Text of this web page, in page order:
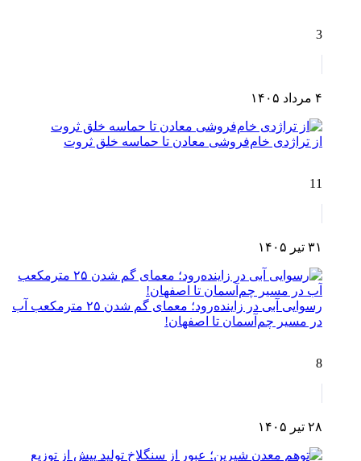
3
۴ مرداد ۱۴۰۵
از تراژدی خام‌فروشی معادن تا حماسه خلق ثروت
11
۳۱ تیر ۱۴۰۵
رسوایی آبی در زاینده‌رود؛ معمای گم شدن ۲۵ مترمکعب آب
در مسیر چم‌آسمان تا اصفهان!
8
۲۸ تیر ۱۴۰۵